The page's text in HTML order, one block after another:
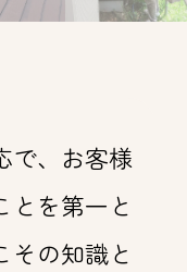
で、お客様
とを第一と
その知識と